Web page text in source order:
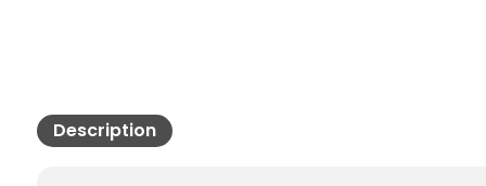
Description